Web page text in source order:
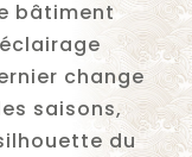
bâtiment
change
saisons,
du